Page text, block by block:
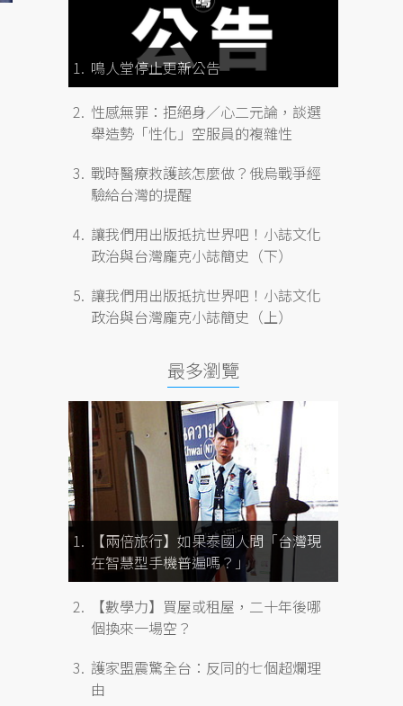
鳴人堂停止更新公告
性感無罪：拒絕身／心二元論，談選
舉造勢「性化」空服員的複雜性
戰時醫療救護該怎麼做？俄烏戰爭經
驗給台灣的提醒
讓我們用出版抵抗世界吧！小誌文化
政治與台灣龐克小誌簡史（下）
讓我們用出版抵抗世界吧！小誌文化
政治與台灣龐克小誌簡史（上）
最多瀏覽
【兩倍旅行】如果泰國人問「台灣現
在智慧型手機普遍嗎？」
【數學力】買屋或租屋，二十年後哪
個換來一場空？
護家盟震驚全台：反同的七個超爛理
由